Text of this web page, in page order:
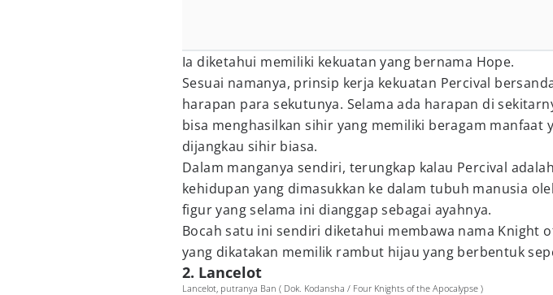
Ia diketahui memiliki kekuatan yang bernama Hope.
Sesuai namanya, prinsip kerja kekuatan Percival
harapan para sekutunya. Selama ada harapan di
bisa menghasilkan sihir yang memiliki beragam manfaat
dijangkau sihir biasa.
Dalam manganya sendiri, terungkap kalau Percival
kehidupan yang dimasukkan ke dalam tubuh manusia
figur yang selama ini dianggap sebagai ayahnya.
Bocah satu ini sendiri diketahui membawa nama Knight
yang dikatakan memilik rambut hijau yang berbentuk
2. Lancelot
Lancelot, putranya Ban ( Dok. Kodansha / Four Knights of the Apocalypse )